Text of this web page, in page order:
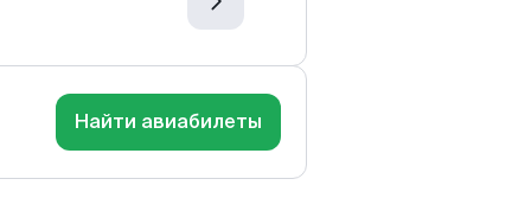
Найти авиабилеты